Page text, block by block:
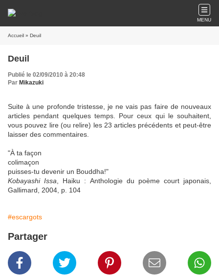
MENU
Accueil » Deuil
Deuil
Publié le 02/09/2010 à 20:48
Par Mikazuki
Suite à une profonde tristesse, je ne vais pas faire de nouveaux
articles pendant quelques temps. Pour ceux qui le souhaitent,
vous pouvez lire (ou relire) les 23 articles précédents et peut-être
laisser des commentaires.
"À ta façon
colimaçon
puisses-tu devenir un Bouddha!"
Kobayashi Issa , Haiku : Anthologie du poème court japonais,
Gallimard, 2004, p. 104
#escargots
Partager